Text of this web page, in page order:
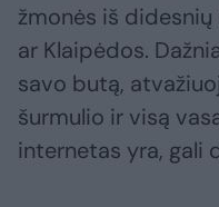
žmonės iš
ar Klaipėdos.
savo butą,
šurmulio ir visą
internetas yra, gali